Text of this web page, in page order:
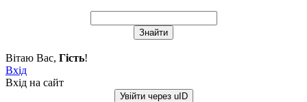
Вітаю Вас, Гість!
Вхід
Вхід на сайт
Увійти через uID